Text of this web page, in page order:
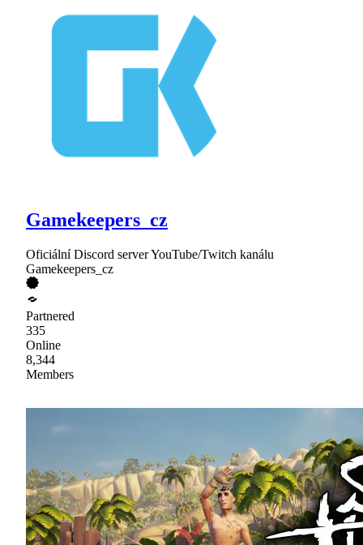
Gamekeepers_cz
Oficiální Discord server YouTube/Twitch kanálu
Gamekeepers_cz
Partnered
335
Online
8,344
Members